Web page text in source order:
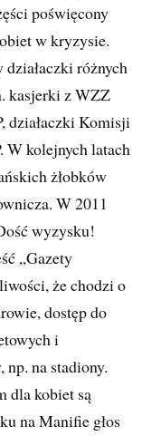
poświęcony
w kryzysie.
działaczki różnych
kasjerki z WZZ
działaczki Komisji
kolejnych latach
żłobków
W 2011
wyzysku!
„Gazety
że chodzi o
dostęp do
i
na stadiony.
dla kobiet są
na Manifie głos